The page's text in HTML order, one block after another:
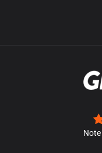
Note